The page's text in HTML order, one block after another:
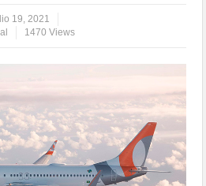
19, 2021
1470 Views